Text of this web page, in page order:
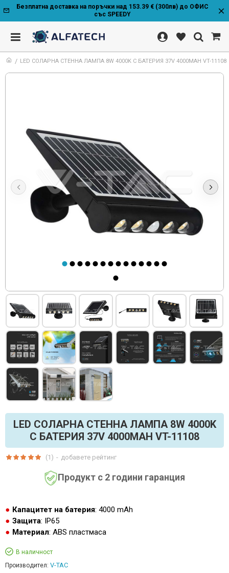
Безплатна доставка на поръчки над 153.39 € (300лв) до ОФИС
със SPEEDY
LED СОЛАРНА СТЕННА ЛАМПА 8W 4000K С БАТЕРИЯ 37V 4000MAH VT-11108
LED СОЛАРНА СТЕННА ЛАМПА 8W 4000K
С БАТЕРИЯ 37V 4000MAH VT-11108
Продукт с 2 години гаранция
Капацитет на батерия: 4000 mAh
Защита: IP65
Материал: ABS пластмаса
В наличност
Производител: V-TAC
(1) - добавете рейтинг